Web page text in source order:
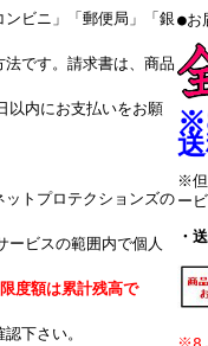
ビニ」「郵便局」「銀
です。請求書は、商品
以内にお支払いをお願
トプロテクションズの
ービスの範囲内で個人
度額は累計残高で
下さい。
●お
※但
ー
・